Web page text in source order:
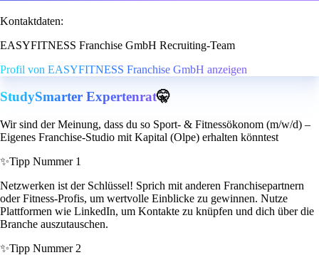
Kontaktdaten:
EASYFITNESS Franchise GmbH Recruiting-Team
Profil von EASYFITNESS Franchise GmbH anzeigen
StudySmarter Expertenrat🤫
Wir sind der Meinung, dass du so Sport- & Fitnessökonom (m/w/d) –
Eigenes Franchise-Studio mit Kapital (Olpe) erhalten könntest
✨Tipp Nummer 1
Netzwerken ist der Schlüssel! Sprich mit anderen Franchisepartnern
oder Fitness-Profis, um wertvolle Einblicke zu gewinnen. Nutze
Plattformen wie LinkedIn, um Kontakte zu knüpfen und dich über die
Branche auszutauschen.
✨Tipp Nummer 2